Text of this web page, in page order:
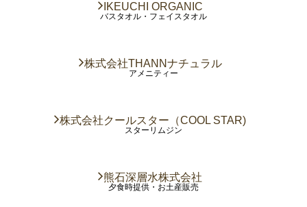
IKEUCHI ORGANIC
バスタオル・フェイスタオル
株式会社THANNナチュラル
アメニティー
株式会社クールスター（COOL STAR)
スターリムジン
熊石深層水株式会社
夕食時提供・お土産販売